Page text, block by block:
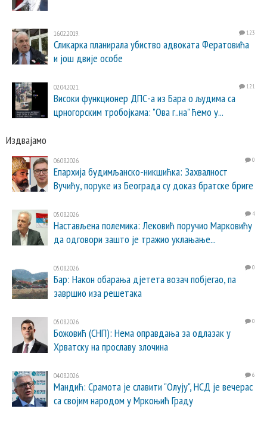
16.02.2019. 123
Сликарка планирала убиство адвоката Фератовића
и још двије особе
02.04.2021. 121
Високи функционер ДПС-а из Бара о људима са
црногорским тробојкама: "Ова г..на" ћемо у...
Издвајамо
06.08.2026. 0
Епархија будимљанско-никшићка: Захвалност
Вучићу, поруке из Београда су доказ братске бриге
05.08.2026. 4
Настављена полемика: Лековић поручио Марковићу
да одговори зашто је тражио уклањање...
05.08.2026. 0
Бар: Након обарања дјетета возач побјегао, па
завршио иза решетака
05.08.2026. 0
Божовић (СНП): Нема оправдања за одлазак у
Хрватску на прославу злочина
04.08.2026. 6
Мандић: Срамота је славити "Олују", НСД је вечерас
са својим народом у Мркоњић Граду